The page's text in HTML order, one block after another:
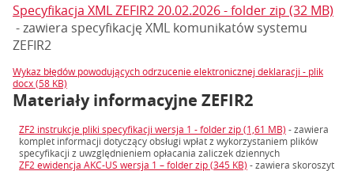
Specyfikacja XML ZEFIR2 20.02.2026 - folder zip (32 MB)
- zawiera specyfikację XML komunikatów systemu
ZEFIR2
Wykaz błędów powodujących odrzucenie elektronicznej deklaracji - plik
docx (58 KB)
Materiały informacyjne ZEFIR2
ZF2 instrukcje pliki specyfikacji wersja 1 - folder zip (1,61 MB) - zawiera
komplet informacji dotyczący obsługi wpłat z wykorzystaniem plików
specyfikacji z uwzględnieniem opłacania zaliczek dziennych
ZF2 ewidencja AKC-US wersja 1 – folder zip (345 KB) - zawiera skoroszyt